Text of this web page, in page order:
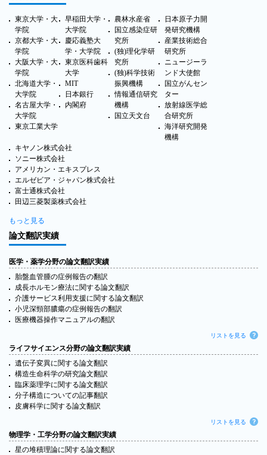
東京大学・大
学院
京都大学・大
学院
大阪大学・大
学院
北海道大学・
大学院
名古屋大学・
大学院
東京工業大学
早稲田大学・
大学院
慶応義塾大
学・大学院
東京医科歯科
大学
MIT
日本銀行
内閣府
農林水産省
国立感染症研
究所
(独)理化学研
究所
(独)科学技術
振興機構
情報通信研究
機構
国立天文台
日本原子力開
発研究機構
産業技術総合
研究所
ニュージーラ
ンド大使館
国立がんセン
ター
放射線医学総
合研究所
海洋研究開発
機構
キヤノン株式会社
ソニー株式会社
アメリカン・エキスプレス
エルゼビア・ジャパン株式会社
富士通株式会社
田辺三菱製薬株式会社
もっと見る
論文翻訳実績
医学・薬学分野の論文翻訳実績
胎盤血管腫の症例報告の翻訳
成長ホルモン療法に関する論文翻訳
介護サービス利用支援に関する論文翻訳
小児深頸部膿瘍の症例報告の翻訳
医療機器操作マニュアルの翻訳
リストを見る
ライフサイエンス分野の論文翻訳実績
遺伝子変異に関する論文翻訳
構造生命科学の研究論文翻訳
臨床薬理学に関する論文翻訳
分子構造についての記事翻訳
皮膚科学に関する論文翻訳
リストを見る
物理学・工学分野の論文翻訳実績
星の堆積理論に関する論文翻訳